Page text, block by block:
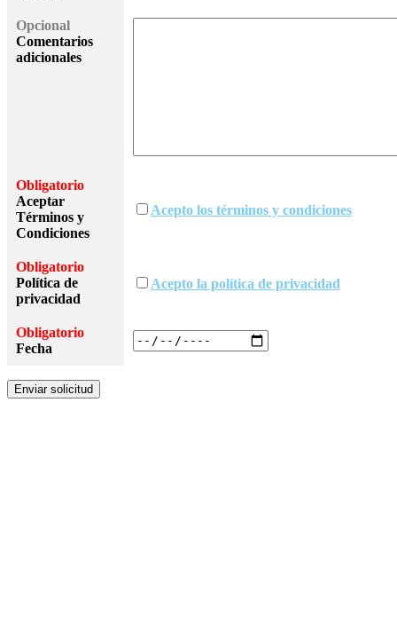
Opcional
Comentarios
adicionales
Obligatorio
Aceptar
Términos y
Condiciones
Acepto los términos y condiciones
Obligatorio
Política de
privacidad
Acepto la política de privacidad
Obligatorio
Fecha